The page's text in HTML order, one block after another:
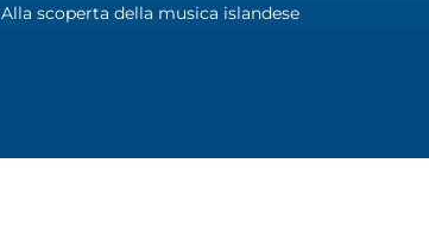
Alla scoperta della musica islandese